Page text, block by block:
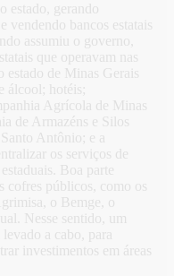
estado, gerando
vendendo bancos estatais
assumiu o governo,
que operavam nas
estado de Minas Gerais
álcool; hotéis;
Agrícola de Minas
de Armazéns e Silos
Antônio; e a
os serviços de
Boa parte
cofres públicos, como os
o Bemge, o
Nesse sentido, um
a cabo, para
investimentos em áreas